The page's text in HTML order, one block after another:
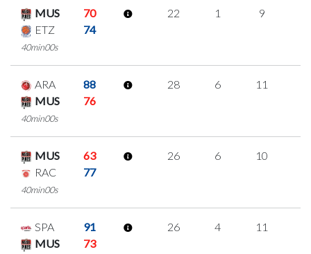
MUS
70
ETZ
74
40min00s
22 1 9
ARA
88
MUS
76
40min00s
28 6 11
MUS
63
RAC
77
40min00s
26 6 10
SPA
91
MUS
73
26 4 11